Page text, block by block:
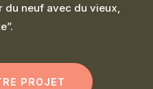
du neuf avec du vieux,
PROJET